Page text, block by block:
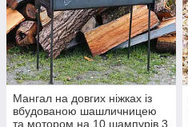
Мангал на довгих ніжках із
вбудованою шашличницею
та мотором на 10 шампурів 3